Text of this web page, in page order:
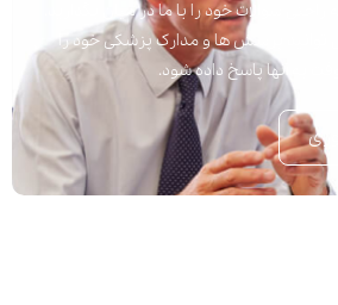
سوالات خود را با ما در میان بگذارید.
توانید پرسش ها و مدارک پزشکی خود را
به آنها پاسخ داده شود.